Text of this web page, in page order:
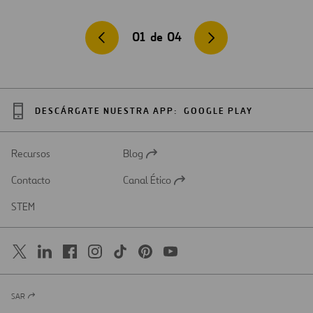
01 de 04
DESCÁRGATE NUESTRA APP: GOOGLE PLAY
Recursos
Abrir
una
Blog
Contacto
Abrir
Canal Ético
STEM
Abrir
SAR